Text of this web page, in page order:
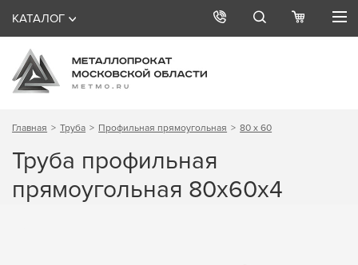
КАТАЛОГ
Главная Труба Профильная прямоугольная 80 х 60
Труба профильная
прямоугольная 80х60х4